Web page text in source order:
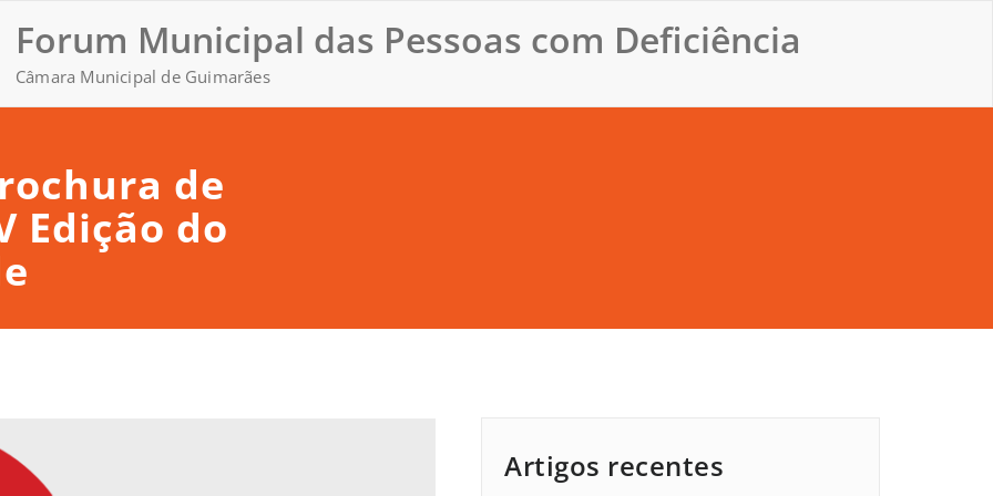
Forum Municipal das Pessoas com Deficiência
Câmara Municipal de Guimarães
de
Edição do
Artigos recentes